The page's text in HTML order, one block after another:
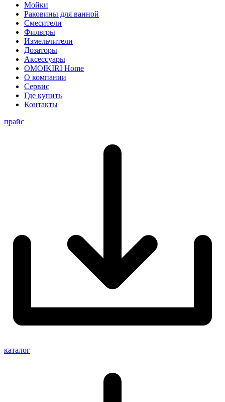
Мойки
Раковины для ванной
Смесители
Фильтры
Измельчители
Дозаторы
Аксессуары
OMOIKIRI Home
О компании
Сервис
Где купить
Контакты
прайс
каталог